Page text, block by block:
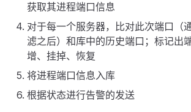
获取其进程端口信息
对于每一个服务器，比对此次端口（
滤之后）和库中的历史端口；标记出
增、挂掉、恢复
将进程端口信息入库
根据状态进行告警的发送